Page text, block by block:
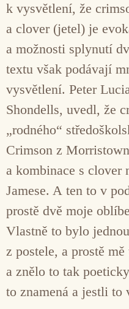
k vysvětlení, že
a clover (jetel) je
a možnosti splynutí
textu však podávají
vysvětlení. Peter
Shondells, uvedl, že
„rodného“
Crimson z
a kombinace s clover
Jamese. A ten to v
prostě dvě moje
Vlastně to bylo
z postele, a prostě
a znělo to tak
to znamená a jestli to